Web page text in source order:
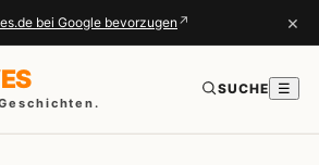
bei Google bevorzugen ↗ ×
SUCHE ☰